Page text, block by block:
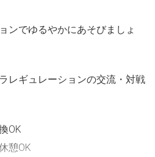
ンでゆるやかにあそびましょ
レギュレーションの交流・対戦
OK
憩OK